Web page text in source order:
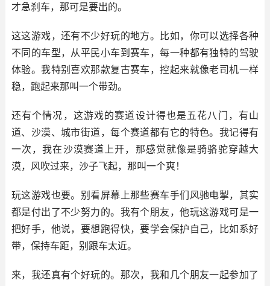
才急刹车，那可是要出的。
这这游戏，还有不少好玩的地方。比如，你可以选择各种
不同的车型，从平民小车到赛车，每一种都有独特的驾驶
体验。我特别喜欢那款复古赛车，控起来就像老司机一样
稳，跑起来那叫一个带劲。
还有个情况，这游戏的赛道设计得也是五花八门，有山
道、沙漠、城市街道，每个赛道都有它的特色。我记得有
一次，我在沙漠赛道上开，那感觉就像是骑骆驼穿越大
漠，风吹过来，沙子飞起，那叫一个爽！
玩这游戏也要。别看屏幕上那些赛车手们风驰电掣，其实
都是付出了不少努力的。我有个朋友，他玩这游戏可是一
把好手，他说，要想跑得快，要学会保护自己，比如系好
带，保持车距，别跟车太近。
来，我还真有个好玩的。那次，我和几个朋友一起参加了